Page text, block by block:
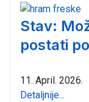
Stav:
postati
11. April. 2026.
Detaljnije...